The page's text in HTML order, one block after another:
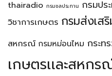
thairadio กรมชลประทาน กรมปร
วิชาการเกษตร กรมส่งเส
สหกรณ์ กรมหม่อนไหม กระท
เกษตรเเละสหกร